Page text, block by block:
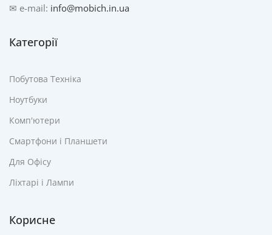
✉ e-mail: info@mobich.in.ua
Категорії
Побутова Техніка
Ноутбуки
Комп'ютери
Смартфони і Планшети
Для Офісу
Ліхтарі і Лампи
Корисне